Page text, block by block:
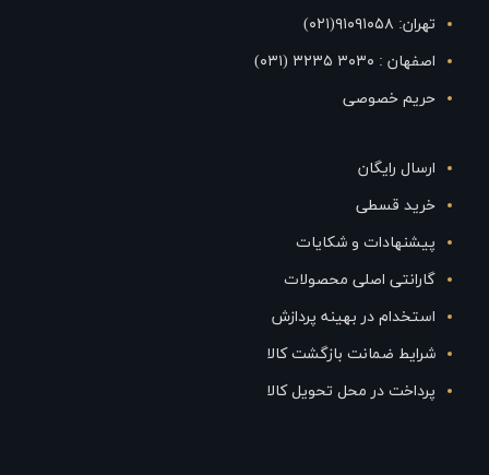
تهران: ۹۱۰۹۱۰۵۸(۰۲۱)
اصفهان : ۳۰۳۰ ۳۲۳۵ (۰۳۱)
حریم خصوصی
ارسال رایگان
خرید قسطی
پیشنهادات و شکایات
گارانتی اصلی محصولات
استخدام در بهینه پردازش
شرایط ضمانت بازگشت کالا
پرداخت در محل تحویل کالا